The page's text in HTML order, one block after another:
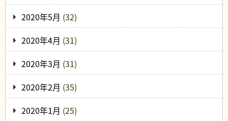
2020年5月 (32)
2020年4月 (31)
2020年3月 (31)
2020年2月 (35)
2020年1月 (25)